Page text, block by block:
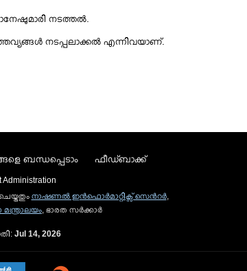
നടത്തല്‍.
നടപ്പലാക്കല്‍ എന്നിവയാണ്.
ബന്ധപ്പെടാം ഫീഡ്ബാക്ക്
Administration
നാഷണല്‍ ഇന്‍ഫൊര്‍മാറ്റിക്സ് സെന്‍റര്‍,
മന്ത്രാലയം, ഭാരത സര്‍ക്കാര്‍
Jul 14, 2026